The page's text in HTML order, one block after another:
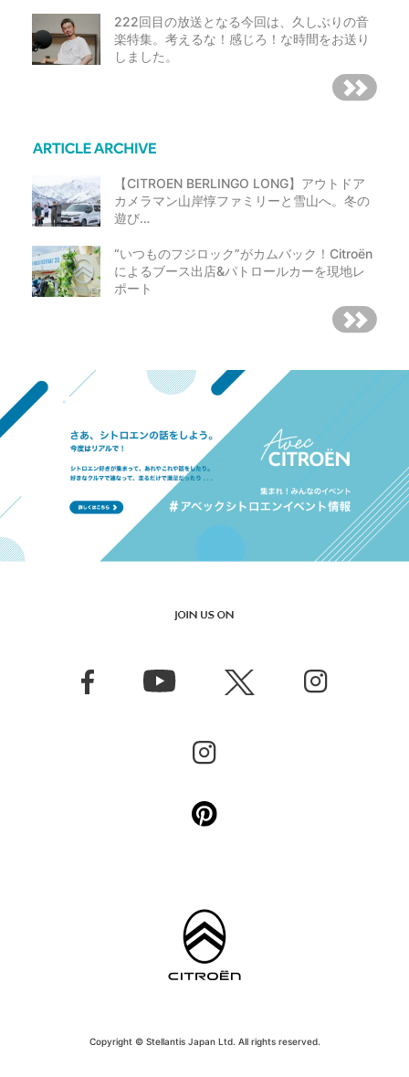
222回目の放送となる今回は、久しぶりの音
楽特集。考えるな！感じろ！な時間をお送り
しました。
【CITROEN BERLINGO LONG】アウトドア
カメラマン山岸惇ファミリーと雪山へ。冬の
遊び…
“いつものフジロック”がカムバック！Citroën
によるブース出店&パトロールカーを現地レ
ポート
Copyright © Stellantis Japan Ltd. All rights reserved.